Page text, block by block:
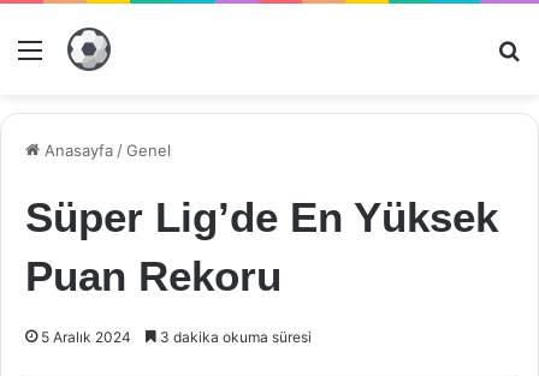
Menü
Anasayfa /Genel
Süper Lig’de En Yüksek
Puan Rekoru
5 Aralık 2024 3 dakika okuma süresi